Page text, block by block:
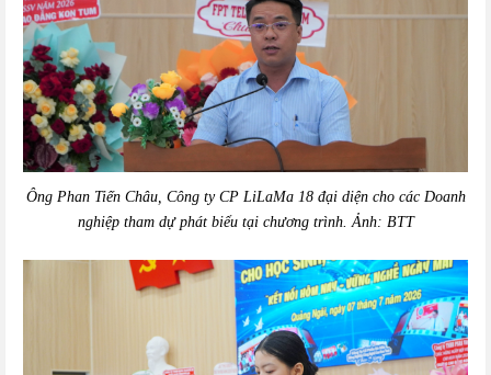
Ông Phan Tiến Châu, Công ty CP LiLaMa 18 đại diện cho các Doanh
nghiệp tham dự phát biểu tại chương trình.Ảnh: BTT